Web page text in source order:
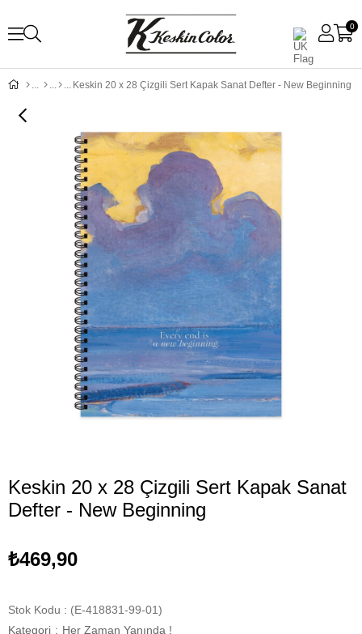
0
Keskin 20 x 28 Çizgili Sert Kapak Sanat Defter - New Beginning
Keskin 20 x 28 Çizgili Sert Kapak Sanat
Defter - New Beginning
₺469,90
Stok Kodu
(E-418831-99-01)
Kategori : Her Zaman Yanında !